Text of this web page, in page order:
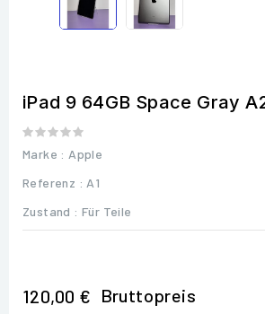
iPad 9 64GB Space Gray
Marke : Apple
Referenz : A1
Zustand : Für Teile
120,00 € Bruttopreis